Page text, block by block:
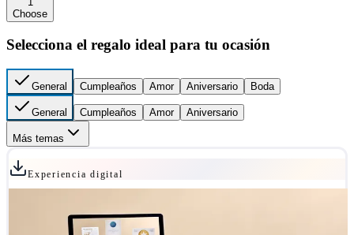
Choose
Selecciona el regalo ideal para tu ocasión
General Cumpleaños Amor Aniversario Boda
General Cumpleaños Amor Aniversario
Más temas
Experiencia digital